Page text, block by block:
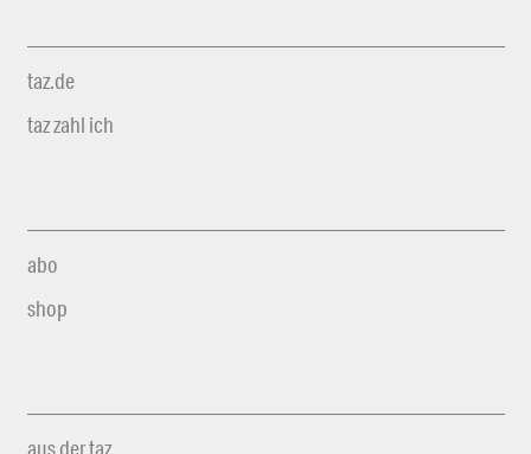
taz.de
taz zahl ich
abo
shop
aus der taz